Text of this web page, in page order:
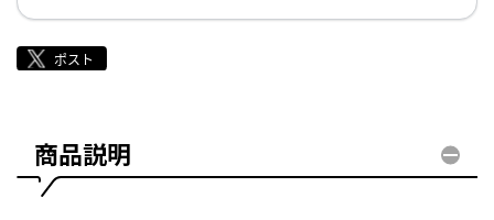
商品説明